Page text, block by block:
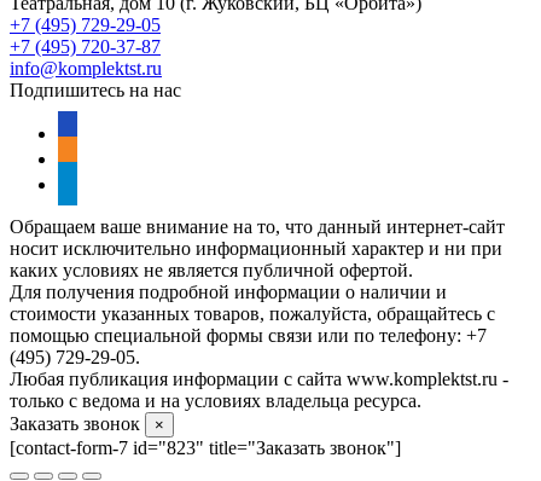
+7 (495) 729-29-05
+7 (495) 720-37-87
info@komplektst.ru
Подпишитесь на нас
Обращаем ваше внимание на то, что данный интернет-сайт
носит исключительно информационный характер и ни при
каких условиях не является публичной офертой.
Для получения подробной информации о наличии и
стоимости указанных товаров, пожалуйста, обращайтесь с
помощью специальной формы связи или по телефону: +7
(495) 729-29-05.
Любая публикация информации с сайта www.komplektst.ru -
только с ведома и на условиях владельца ресурса.
Заказать звонок
×
[contact-form-7 id="823" title="Заказать звонок"]